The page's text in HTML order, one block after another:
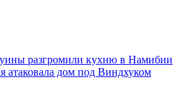
атаковала дом под Виндхуком